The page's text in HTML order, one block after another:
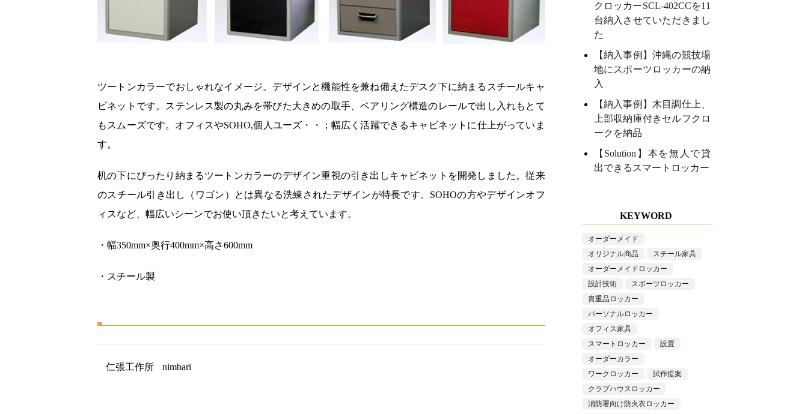
ツートンカラーでおしゃれなイメージ。デザインと機能性を兼ね備えたデスク下に納まるスチールキャ
ビネットです。ステンレス製の丸みを帯びた大きめの取手、ベアリング構造のレールで出し入れもとて
もスムーズです。オフィスやSOHO,個人ユーズ・・；幅広く活躍できるキャビネットに仕上がっていま
す。
机の下にぴったり納まるツートンカラーのデザイン重視の引き出しキャビネットを開発しました。従来
のスチール引き出し（ワゴン）とは異なる洗練されたデザインが特長です。SOHOの方やデザインオフ
ィスなど、幅広いシーンでお使い頂きたいと考えています。
・幅350mm×奥行400mm×高さ600mm
・スチール製
仁張工作所 nimbari
クロッカーSCL-402CCを11
台納入させていただきまし
た
【納入事例】沖縄の競技場
地にスポーツロッカーの納
入
【納入事例】木目調仕上、
上部収納庫付きセルフクロ
ークを納品
【Solution】本を無人で貸
出できるスマートロッカー
KEYWORD
オーダーメイド
オリジナル商品
スチール家具
オーダーメイドロッカー
設計技術
スポーツロッカー
貴重品ロッカー
パーソナルロッカー
オフィス家具
スマートロッカー
設置
オーダーカラー
ワークロッカー
試作提案
クラブハウスロッカー
消防署向け防火衣ロッカー